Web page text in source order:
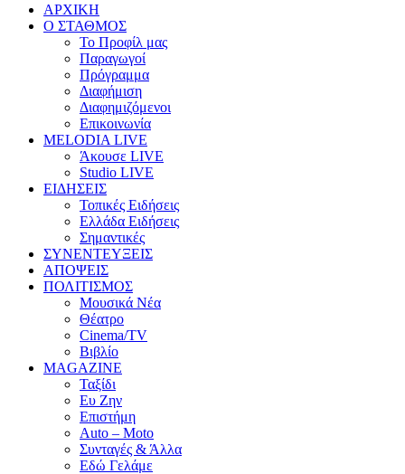
ΑΡΧΙΚΗ
Ο ΣΤΑΘΜΟΣ
Το Προφίλ μας
Παραγωγοί
Πρόγραμμα
Διαφήμιση
Διαφημιζόμενοι
Επικοινωνία
MELODIA LIVE
Άκουσε LIVE
Studio LIVE
ΕΙΔΗΣΕΙΣ
Τοπικές Ειδήσεις
Ελλάδα Ειδήσεις
Σημαντικές
ΣΥΝΕΝΤΕΥΞΕΙΣ
ΑΠΟΨΕΙΣ
ΠΟΛΙΤΙΣΜΟΣ
Μουσικά Νέα
Θέατρο
Cinema/TV
Βιβλίο
MAGAZINE
Ταξίδι
Ευ Ζην
Επιστήμη
Auto – Moto
Συνταγές & Άλλα
Εδώ Γελάμε